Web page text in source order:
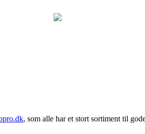
, som alle har et stort sortiment til